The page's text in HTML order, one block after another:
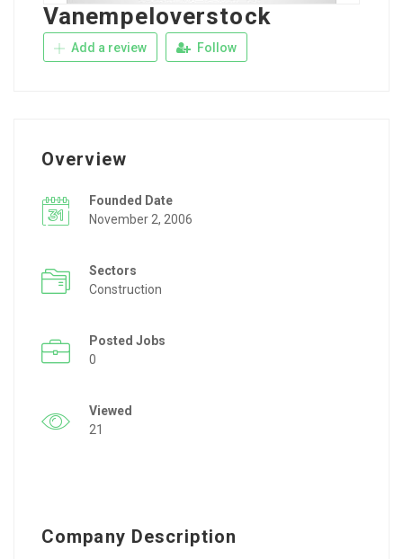
Vanempeloverstock
Add a review Follow
Overview
Founded Date
November 2, 2006
Sectors
Construction
Posted Jobs
0
Viewed
21
Company Description